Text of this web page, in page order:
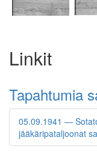
Linkit
Tapahtumia
05.09.1941 —
jääkäripataljoonat